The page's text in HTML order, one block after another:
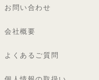
お問い合わせ
会社概要
よくあるご質問